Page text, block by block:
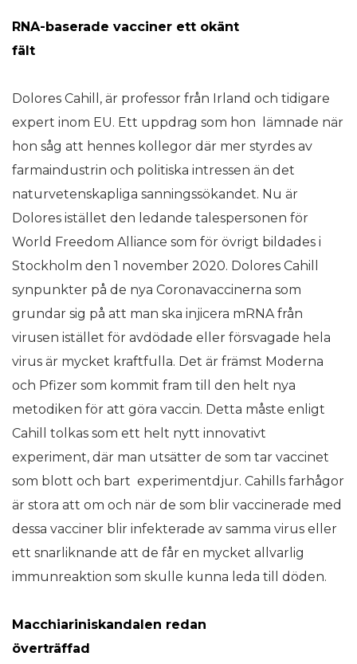
RNA-baserade vacciner ett okänt
fält
Dolores Cahill, är professor från Irland och tidigare
expert inom EU. Ett uppdrag som hon lämnade när
hon såg att hennes kollegor där mer styrdes av
farmaindustrin och politiska intressen än det
naturvetenskapliga sanningssökandet. Nu är
Dolores istället den ledande talespersonen för
World Freedom Alliance som för övrigt bildades i
Stockholm den 1 november 2020. Dolores Cahill
synpunkter på de nya Coronavaccinerna som
grundar sig på att man ska injicera mRNA från
virusen istället för avdödade eller försvagade hela
virus är mycket kraftfulla. Det är främst Moderna
och Pfizer som kommit fram till den helt nya
metodiken för att göra vaccin. Detta måste enligt
Cahill tolkas som ett helt nytt innovativt
experiment, där man utsätter de som tar vaccinet
som blott och bart experimentdjur. Cahills farhågor
är stora att om och när de som blir vaccinerade med
dessa vacciner blir infekterade av samma virus eller
ett snarliknande att de får en mycket allvarlig
immunreaktion som skulle kunna leda till döden.
Macchiariniskandalen redan
överträffad